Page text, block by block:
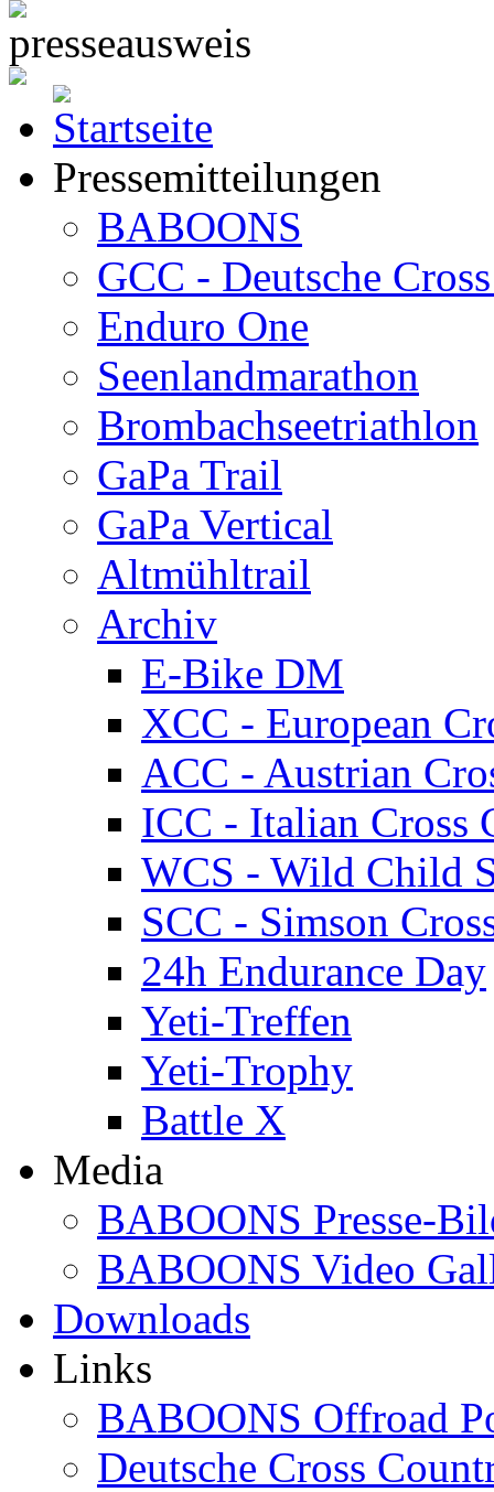
Pressemitteilungen
BABOONS
GCC - Deutsche
Enduro One
Seenlandmarathon
Brombachseetriathlon
GaPa Trail
GaPa Vertical
Altmühltrail
Archiv
E-Bike DM
XCC - European
ACC - Austrian
ICC - Italian Cross
WCS - Wild Child
SCC - Simson
24h Endurance Day
Yeti-Treffen
Yeti-Trophy
Battle X
Media
BABOONS Presse-
BABOONS Video
Downloads
Links
BABOONS Offroad
Deutsche Cross